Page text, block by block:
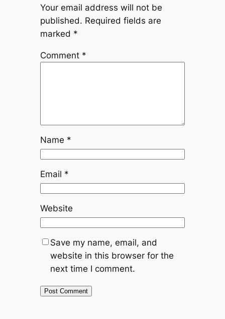
Your email address will not be
published. Required fields are
marked *
Comment *
Name *
Email *
Website
Save my name, email, and
website in this browser for the
next time I comment.